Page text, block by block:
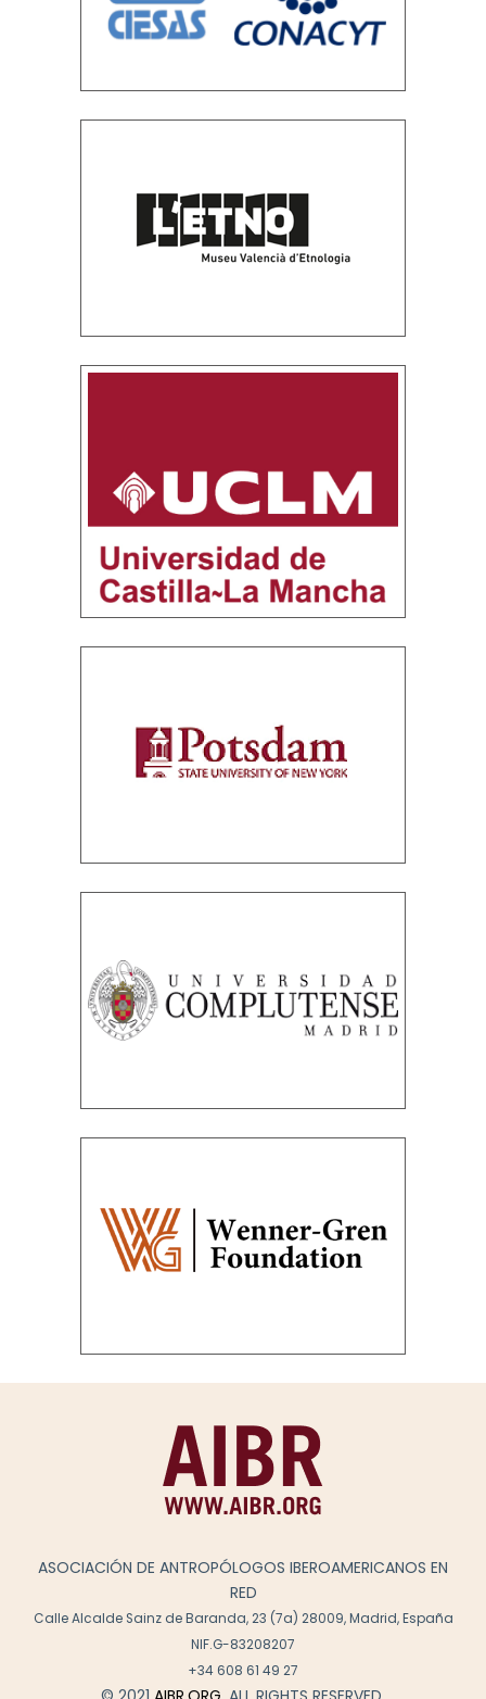
ASOCIACIÓN DE ANTROPÓLOGOS IBEROAMERICANOS EN
RED
Calle Alcalde Sainz de Baranda, 23 (7a) 28009, Madrid, España
NIF.G-83208207
+34 608 61 49 27